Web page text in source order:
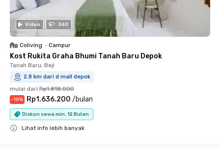
Video 360
Coliving • Campur
Kost Rukita Graha Bhumi Tanah Baru Depok
Tanah Baru, Beji
2.8 km dari d mall depok
mulai dari Rp1.818.000
-10% Rp1.636.200 /bulan
Diskon sewa min. 12 Bulan
Lihat info lebih banyak